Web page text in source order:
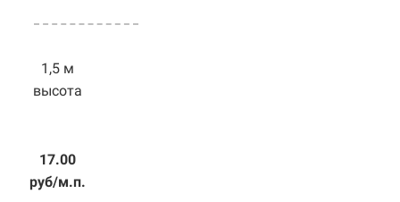
1,5 м
высота
17.00
руб/м.п.